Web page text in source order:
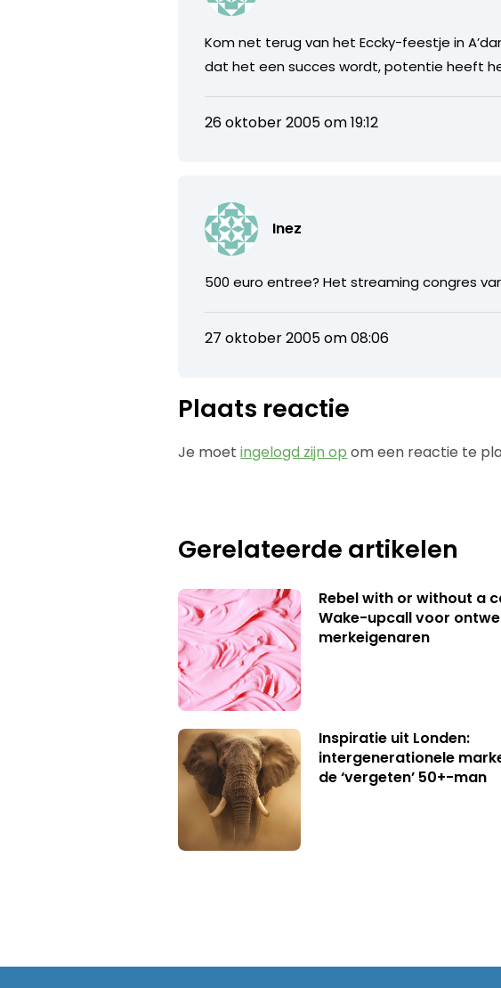
Kom net terug van het Eccky-feestje in
dat het een succes wordt, potentie heeft
26 oktober 2005 om 19:12
Inez
500 euro entree? Het streaming congres
27 oktober 2005 om 08:06
Plaats reactie
Je moetingelogd zijn op om een reactie te
Gerelateerde artikelen
Rebel with or without a
Wake-upcall voor
merkeigenaren
Inspiratie uit Londen:
intergenerationele
de ‘vergeten’ 50+-man